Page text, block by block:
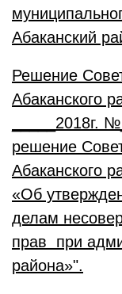
Абаканский
Решение
Абаканского
_____2018г.
решение
Абаканского
«Об
делам
прав при
района»".